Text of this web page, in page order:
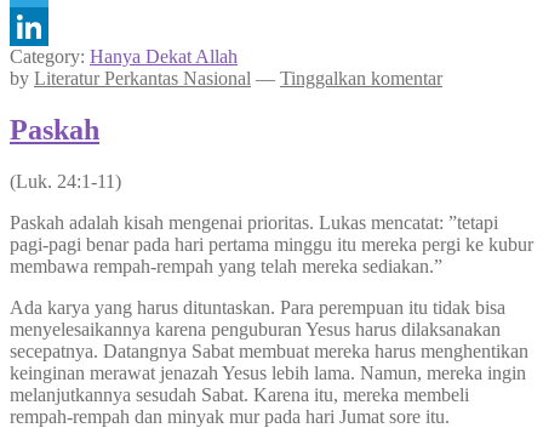
Telegram
LinkedIn
Category: Hanya Dekat Allah
by Literatur Perkantas Nasional — Tinggalkan komentar
Paskah
(Luk. 24:1-11)
Paskah adalah kisah mengenai prioritas. Lukas mencatat: ”tetapi
pagi-pagi benar pada hari pertama minggu itu mereka pergi ke kubur
membawa rempah-rempah yang telah mereka sediakan.”
Ada karya yang harus dituntaskan. Para perempuan itu tidak bisa
menyelesaikannya karena penguburan Yesus harus dilaksanakan
secepatnya. Datangnya Sabat membuat mereka harus menghentikan
keinginan merawat jenazah Yesus lebih lama. Namun, mereka ingin
melanjutkannya sesudah Sabat. Karena itu, mereka membeli
rempah-rempah dan minyak mur pada hari Jumat sore itu.